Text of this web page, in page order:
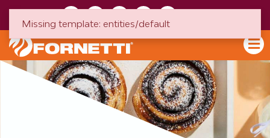
Missing template: entities/default